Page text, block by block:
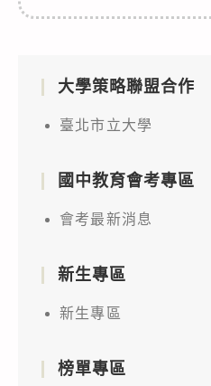
大學策略聯盟合作
臺北市立大學
國中教育會考專區
會考最新消息
新生專區
新生專區
榜單專區